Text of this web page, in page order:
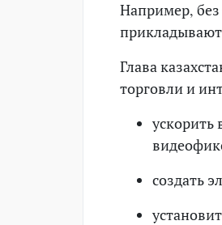
Например, без
Глава
торговли и
ускорить
создать